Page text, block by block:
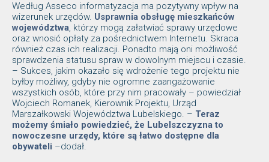
Według Asseco informatyzacja ma pozytywny wpływ na
wizerunek urzędów. Usprawnia obsługę mieszkańców
województwa, którzy mogą załatwiać sprawy urzędowe
oraz wnosić opłaty za pośrednictwem Internetu. Skraca
również czas ich realizacji. Ponadto mają oni możliwość
sprawdzenia statusu spraw w dowolnym miejscu i czasie.
– Sukces, jakim okazało się wdrożenie tego projektu nie
byłby możliwy, gdyby nie ogromne zaangażowanie
wszystkich osób, które przy nim pracowały – powiedział
Wojciech Romanek, Kierownik Projektu, Urząd
Marszałkowski Województwa Lubelskiego. – Teraz
możemy śmiało powiedzieć, że Lubelszczyzna to
nowoczesne urzędy, które są łatwo dostępne dla
obywateli –dodał.